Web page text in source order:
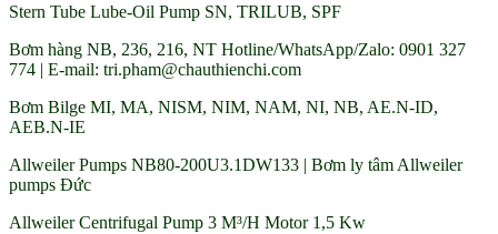
Stern Tube Lube-Oil Pump SN, TRILUB, SPF
Bơm hàng NB, 236, 216, NT Hotline/WhatsApp/Zalo: 0901 327
774 | E-mail: tri.pham@chauthienchi.com
Bơm Bilge MI, MA, NISM, NIM, NAM, NI, NB, AE.N-ID,
AEB.N-IE
Allweiler Pumps NB80-200U3.1DW133 | Bơm ly tâm Allweiler
pumps Đức
Allweiler Centrifugal Pump 3 M³/H Motor 1,5 Kw